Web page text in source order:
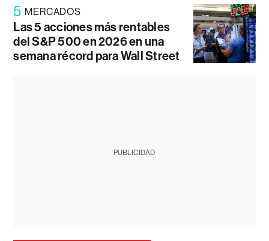
5 MERCADOS
Las 5 acciones más rentables
del S&P 500 en 2026 en una
semana récord para Wall Street
PUBLICIDAD